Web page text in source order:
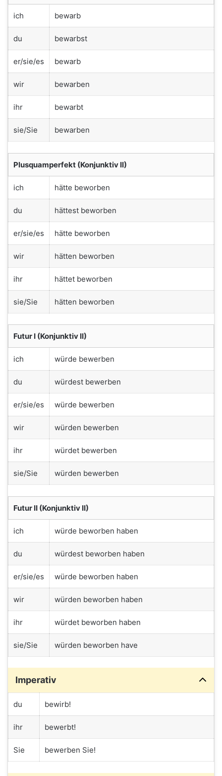
ich bewarb
du bewarbst
er/sie/es bewarb
wir bewarben
ihr bewarbt
sie/Sie bewarben
Plusquamperfekt (Konjunktiv II)
ich hätte beworben
du hättest beworben
er/sie/es hätte beworben
wir hätten beworben
ihr hättet beworben
sie/Sie hätten beworben
Futur I (Konjunktiv II)
ich würde bewerben
du würdest bewerben
er/sie/es würde bewerben
wir würden bewerben
ihr würdet bewerben
sie/Sie würden bewerben
Futur II (Konjunktiv II)
ich würde beworben haben
du würdest beworben haben
er/sie/es würde beworben haben
wir würden beworben haben
ihr würdet beworben haben
sie/Sie würden beworben have
Imperativ
du bewirb!
ihr bewerbt!
Sie bewerben Sie!